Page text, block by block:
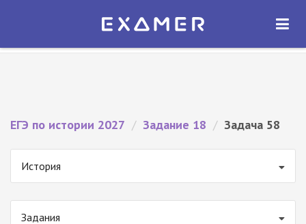
Экзамер — ЕГЭ 2027
ОТКРЫТЬ
ЕГЭ по истории 2027 / Задание 18 / Задача 58
История
Задания